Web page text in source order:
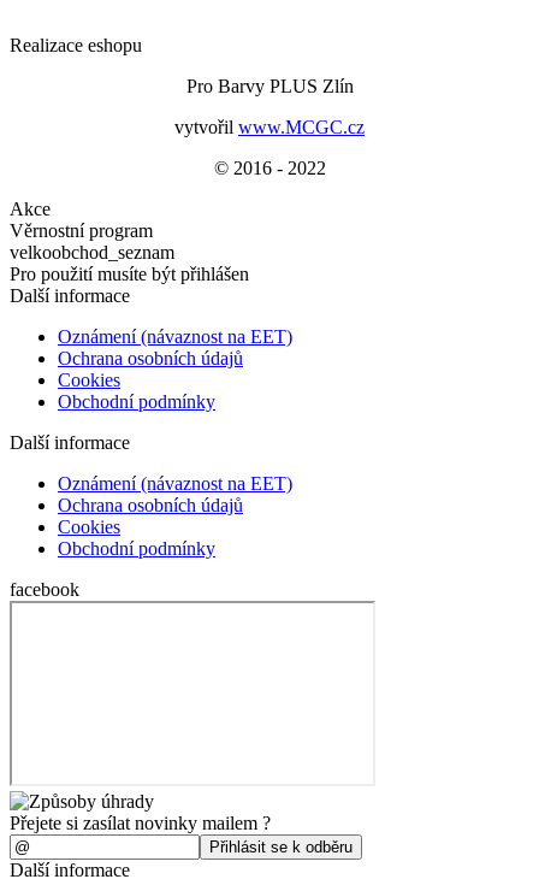
Realizace eshopu
Pro Barvy PLUS Zlín
vytvořil www.MCGC.cz
© 2016 - 2022
Akce
Věrnostní program
velkoobchod_seznam
Pro použití musíte být přihlášen
Další informace
Oznámení (návaznost na EET)
Ochrana osobních údajů
Cookies
Obchodní podmínky
Další informace
Oznámení (návaznost na EET)
Ochrana osobních údajů
Cookies
Obchodní podmínky
facebook
Přejete si zasílat novinky mailem ?
Další informace